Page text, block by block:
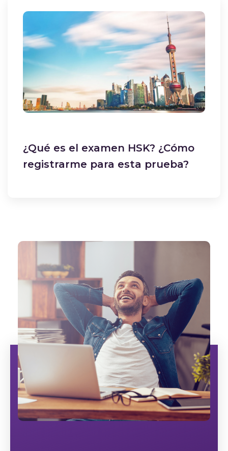
¿Qué es el examen HSK? ¿Cómo
registrarme para esta prueba?